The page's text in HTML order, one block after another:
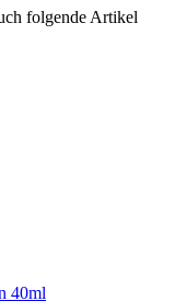
folgende Artikel